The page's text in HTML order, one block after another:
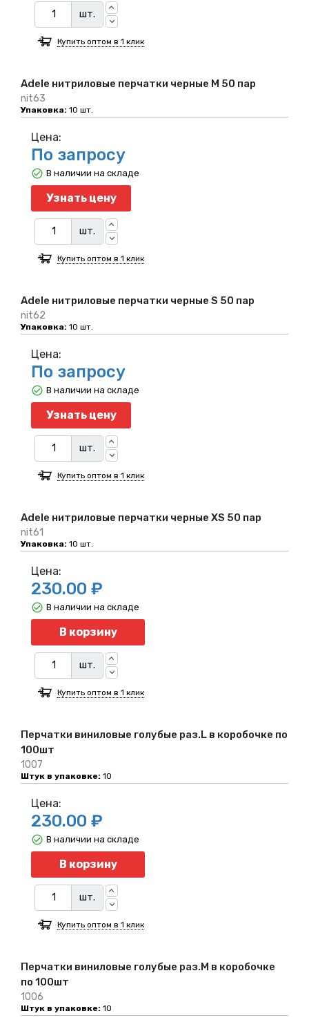
Adele нитриловые перчатки черные M 50 пар
nit63
Упаковка: 10 шт.
шт.
Купить оптом в 1 клик
Adele нитриловые перчатки черные S 50 пар
nit62
Упаковка: 10 шт.
Цена:
По запросу
Узнать цену
шт.
В наличии на складе
Купить оптом в 1 клик
Adele нитриловые перчатки черные XS 50 пар
nit61
Упаковка: 10 шт.
Цена:
По запросу
Узнать цену
шт.
В наличии на складе
Купить оптом в 1 клик
Перчатки виниловые голубые раз.L в коробочке по
100шт
1007
Штук в упаковке: 10
Цена:
230.00 ₽
В корзину
шт.
В наличии на складе
Купить оптом в 1 клик
Перчатки виниловые голубые раз.M в коробочке
по 100шт
1006
Штук в упаковке: 10
Цена:
230.00 ₽
В корзину
шт.
В наличии на складе
Купить оптом в 1 клик